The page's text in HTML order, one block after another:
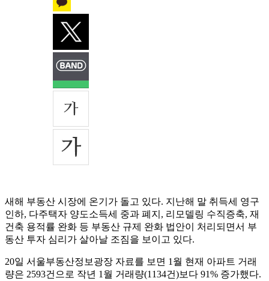
새해 부동산 시장에 온기가 돌고 있다. 지난해 말 취득세 영구
인하, 다주택자 양도소득세 중과 폐지, 리모델링 수직증축, 재
건축 용적률 완화 등 부동산 규제 완화 법안이 처리되면서 부
동산 투자 심리가 살아날 조짐을 보이고 있다.
20일 서울부동산정보광장 자료를 보면 1월 현재 아파트 거래
량은 2593건으로 작년 1월 거래량(1134건)보다 91% 증가했다.